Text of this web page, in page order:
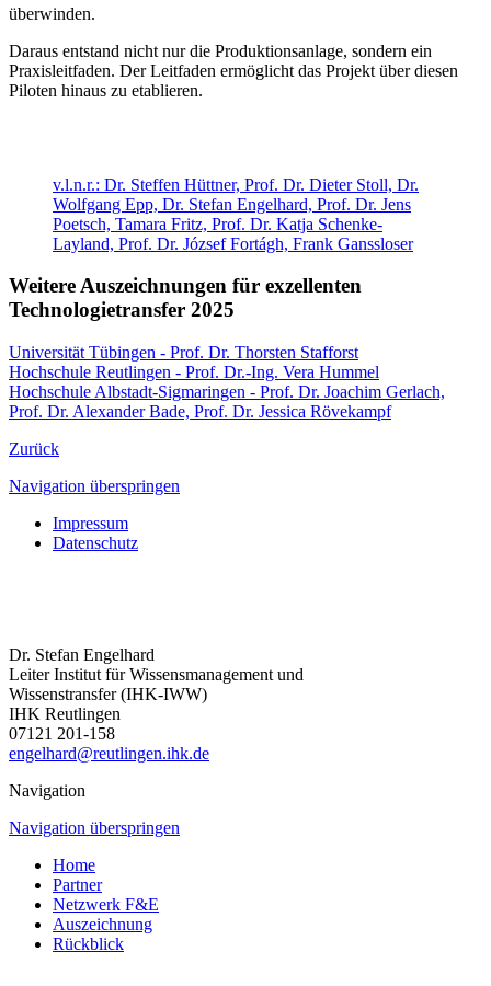
überwinden.
Daraus entstand nicht nur die Produktionsanlage, sondern ein
Praxisleitfaden. Der Leitfaden ermöglicht das Projekt über diesen
Piloten hinaus zu etablieren.
v.l.n.r.: Dr. Steffen Hüttner, Prof. Dr. Dieter Stoll, Dr.
Wolfgang Epp, Dr. Stefan Engelhard, Prof. Dr. Jens
Poetsch, Tamara Fritz, Prof. Dr. Katja Schenke-
Layland, Prof. Dr. József Fortágh, Frank Ganssloser
Weitere Auszeichnungen für exzellenten
Technologietransfer 2025
Universität Tübingen - Prof. Dr. Thorsten Stafforst
Hochschule Reutlingen - Prof. Dr.-Ing. Vera Hummel
Hochschule Albstadt-Sigmaringen - Prof. Dr. Joachim Gerlach,
Prof. Dr. Alexander Bade, Prof. Dr. Jessica Rövekampf
Zurück
Navigation überspringen
Impressum
Datenschutz
Dr. Stefan Engelhard
Leiter Institut für Wissensmanagement und
Wissenstransfer (IHK-IWW)
IHK Reutlingen
07121 201-158
engelhard@reutlingen.ihk.de
Navigation
Navigation überspringen
Home
Partner
Netzwerk F&E
Auszeichnung
Rückblick